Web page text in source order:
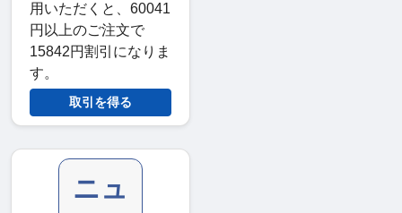
用いただくと、60041
円以上のご注文で
15842円割引になりま
す。
取引を得る
ニュ